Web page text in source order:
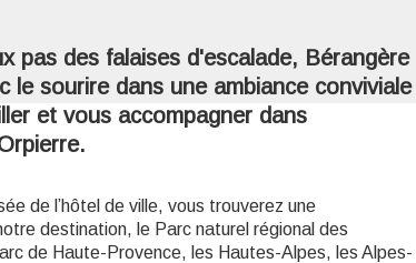
pas des falaises d'escalade, Bérangère
le sourire dans une ambiance conviviale
et vous accompagner dans
de l’hôtel de ville, vous trouverez une
destination, le Parc naturel régional des
de Haute-Provence, les Hautes-Alpes, les Alpes-